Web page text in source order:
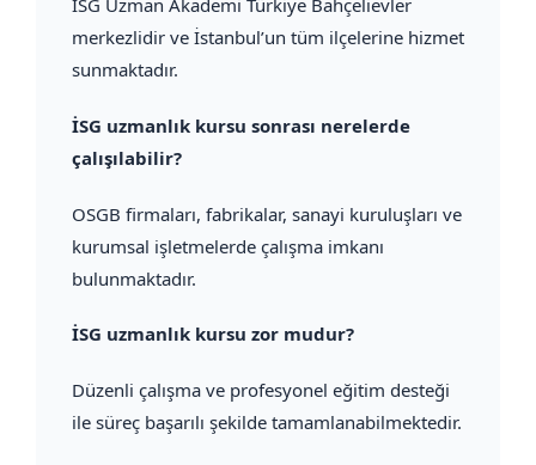
merkezlidir ve İstanbul’un tüm ilçelerine hizmet
sunmaktadır.
İSG uzmanlık kursu sonrası nerelerde
çalışılabilir?
OSGB firmaları, fabrikalar, sanayi kuruluşları ve
kurumsal işletmelerde çalışma imkanı
bulunmaktadır.
İSG uzmanlık kursu zor mudur?
Düzenli çalışma ve profesyonel eğitim desteği
ile süreç başarılı şekilde tamamlanabilmektedir.